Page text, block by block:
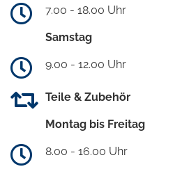
7.00 - 18.00 Uhr
Samstag
9.00 - 12.00 Uhr
Teile & Zubehör
Montag bis Freitag
8.00 - 16.00 Uhr